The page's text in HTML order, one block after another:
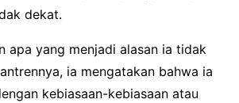
dekat.
apa yang menjadi alasan ia tidak
ia mengatakan bahwa ia
kebiasaan-kebiasaan atau